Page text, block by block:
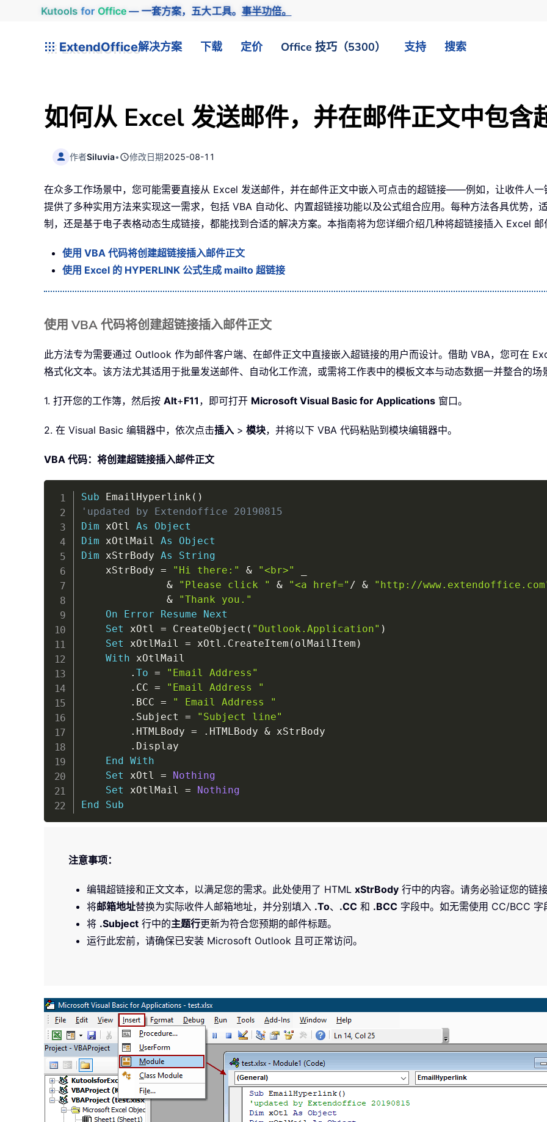
Kutools for Office— 一套方案，五大工具。 事半功倍。
ExtendOffice解决方案 下载 定价 Office 技巧（5300） 支持 搜索
如何从 Excel 发送邮件，并在邮件正文中包含
作者Siluvia• 修改日期2025-08-11
在众多工作场景中，您可能需要直接从 Excel 发送邮件，并在邮件正文中嵌入可点击的超链接——例如，让收件人
提供了多种实用方法来实现这一需求，包括 VBA 自动化、内置超链接功能以及公式组合应用。每种方法各具优势，
制，还是基于电子表格动态生成链接，都能找到合适的解决方案。本指南将为您详细介绍几种将超链接插入 Excel
使用 VBA 代码将创建超链接插入邮件正文
使用 Excel 的 HYPERLINK 公式生成 mailto 超链接
使用 VBA 代码将创建超链接插入邮件正文
此方法专为需要通过 Outlook 作为邮件客户端、在邮件正文中直接嵌入超链接的用户而设计。借助 VBA，您可在
格式化文本。该方法尤其适用于批量发送邮件、自动化工作流，或需将工作表中的模板文本与动态数据一并整合的场
1. 打开您的工作簿，然后按 Alt+F11 ，即可打开 Microsoft Visual Basic for Applications 窗口。
2. 在 Visual Basic 编辑器中，依次点击插入 > 模块，并将以下 VBA 代码粘贴到模块编辑器中。
VBA 代码：将创建超链接插入邮件正文
Sub EmailHyperlink ( )
'updated by Extendoffice 20190815
Dim xOtl As
Object
Dim xOtlMail As
Object
Dim xStrBody As
String
    xStrBody
= "Hi there:" & "<br>"
&
"Please click " & "<a href=" / &
"http://
&
"Thank you."
On
Error Resume
Next
Set xOtl = CreateObject ( "Outlook.Application" )
Set xOtlMail = xOtl . CreateItem ( olMailItem )
With xOtlMail
. To =
"Email Address"
. CC =
"Email Address "
. BCC =
" Email Address "
. Subject =
"Subject line"
. HTMLBody = . HTMLBody & xStrBody
. Display
End
With
Set xOtl =
Nothing
Set xOtlMail =
Nothing
End
Sub
注意事项：
编辑超链接和正文文本，以满足您的需求。此处使用了 HTML xStrBody 行中的内容。请务必验证您的链
将邮箱地址替换为实际收件人邮箱地址，并分别填入 .To、 .CC 和 .BCC 字段中。如无需使用 CC/BCC
将 .Subject 行中的主题行更新为符合您预期的邮件标题。
运行此宏前，请确保已安装 Microsoft Outlook 且可正常访问。